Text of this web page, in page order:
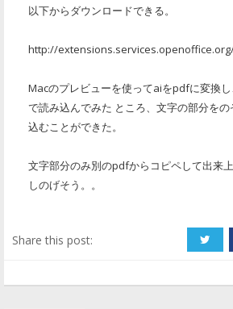
以下からダウンロードできる。
http://
Macのプレビューを使ってaiをpdfに変換
で読み込んでみた ところ、文字の部分をの
込むことができた。
文字部分のみ別のpdfからコピペして出来
しのげそう。。
Share this post: